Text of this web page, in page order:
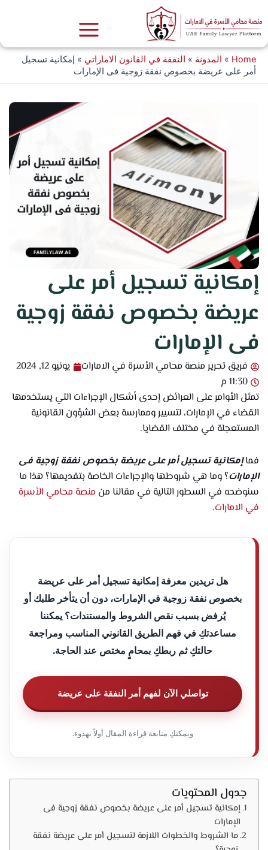
إلى
المحتوى
Home
» المدونة » النفقة في القانون الاماراتي » إمكانية تسجيل
أمر على عريضة بخصوص نفقة زوجية فى الإمارات
إمكانية تسجيل أمر على
عريضة بخصوص نفقة زوجية
فى الإمارات
فريق تحرير منصة محامي الأسرة في الامارات
يونيو 12, 2024
11:30 م
تمثل الأوامر على العرائض إحدى أشكال الإجراءات التي يستخدمها
القضاء في الإمارات، لتسيير وممارسة بعض الشؤون القانونية
المستعجلة في مختلف القضايا.
فماإمكانية تسجيل أمر على عريضة بخصوص نفقة زوجية فى
الإمارات؟ وما هي شروطها والإجراءات الخاصة بتقديمها؟ هذا ما
سنوضحه في السطور التالية في مقالنا من منصة محامي الأسرة
في الامارات.
هل تريدين معرفة إمكانية تسجيل أمر على عريضة
بخصوص نفقة زوجية في الإمارات، دون أن يتأخر طلبك أو
يُرفض بسبب نقص الشروط والمستندات؟ يمكننا
مساعدتكِ في فهم الطريق القانوني المناسب ومراجعة
حالتكِ ثم ربطكِ بمحامٍ مختص عند الحاجة.
تواصلي الآن لفهم أمر النفقة على عريضة
ويمكنكِ متابعة قراءة المقال أولاً بهدوء.
جدول المحتويات
إمكانية تسجيل أمر على عريضة بخصوص نفقة زوجية فى
الإمارات
ما الشروط والخطوات اللازمة لتسجيل أمر على عريضة نفقة